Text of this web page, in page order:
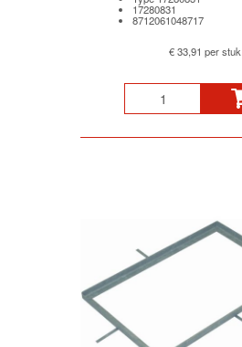
17280831
8712061048717
€ 33,91 per stuk